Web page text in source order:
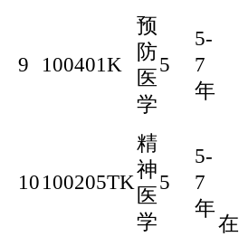
在
9 100401K
预
防
医
学
5
5-
7
年
10 100205TK
精
神
医
学
5
5-
7
年